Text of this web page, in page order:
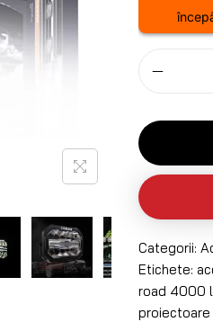
Categorii:
Etichete:
road 4000
proiectoare